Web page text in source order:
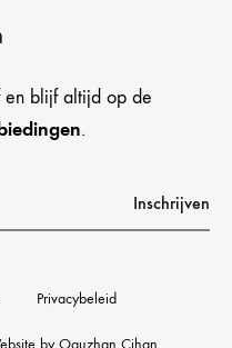
en blijf altijd op de
.
Privacybeleid